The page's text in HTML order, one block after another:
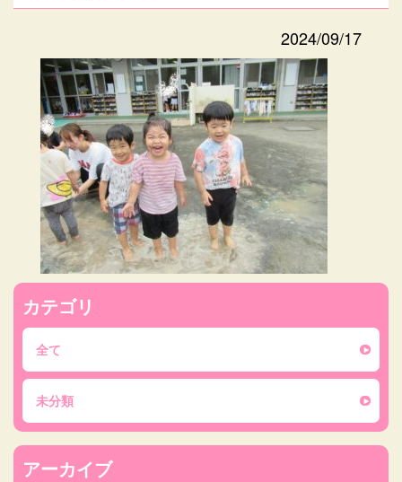
2024/09/17
カテゴリ
全て
未分類
アーカイブ